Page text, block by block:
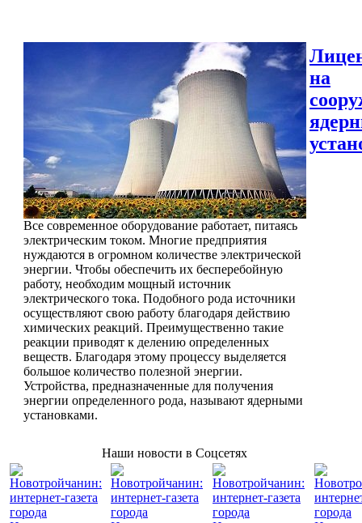
Все современное оборудование работает, питаясь
электрическим током. Многие предприятия
нуждаются в огромном количестве электрической
энергии. Чтобы обеспечить их бесперебойную
работу, необходим мощный источник
электрического тока. Подобного рода источники
осуществляют свою работу благодаря действию
химических реакций. Преимущественно такие
реакции приводят к делению определенных
веществ. Благодаря этому процессу выделяется
большое количество полезной энергии.
Устройства, предназначенные для получения
энергии определенного рода, называют ядерными
установками.
на
Наши новости в Соцсетях